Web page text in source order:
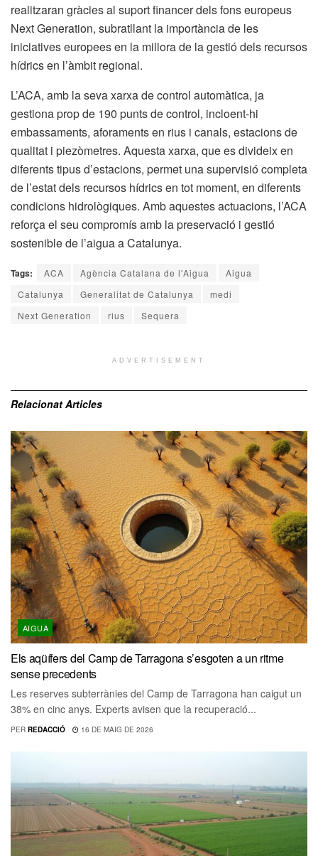
realitzaran gràcies al suport financer dels fons europeus
Next Generation, subratllant la importància de les
iniciatives europees en la millora de la gestió dels recursos
hídrics en l’àmbit regional.
L’ACA, amb la seva xarxa de control automàtica, ja
gestiona prop de 190 punts de control, incloent-hi
embassaments, aforaments en rius i canals, estacions de
qualitat i piezòmetres. Aquesta xarxa, que es divideix en
diferents tipus d’estacions, permet una supervisió completa
de l’estat dels recursos hídrics en tot moment, en diferents
condicions hidrològiques. Amb aquestes actuacions, l’ACA
reforça el seu compromís amb la preservació i gestió
sostenible de l’aigua a Catalunya.
Tags: ACA Agència Catalana de l'Aigua
Aigua
Catalunya
Generalitat de Catalunya
medi
Next Generation
rius Sequera
ADVERTISEMENT
Relacionat Articles
AIGUA
Els aqüífers del Camp de Tarragona s’esgoten a un ritme
sense precedents
Les reserves subterrànies del Camp de Tarragona han caigut un
38% en cinc anys. Experts avisen que la recuperació...
PER REDACCIÓ 16 DE MAIG DE 2026